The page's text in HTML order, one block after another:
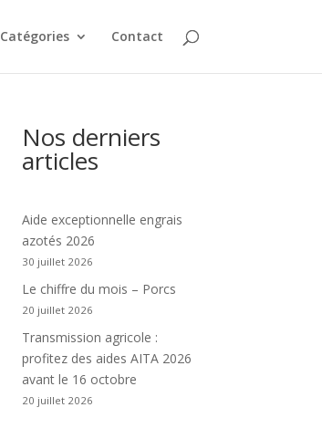
Catégories Contact
Nos derniers
articles
Aide exceptionnelle engrais
azotés 2026
30 juillet 2026
Le chiffre du mois – Porcs
20 juillet 2026
Transmission agricole :
profitez des aides AITA 2026
avant le 16 octobre
20 juillet 2026